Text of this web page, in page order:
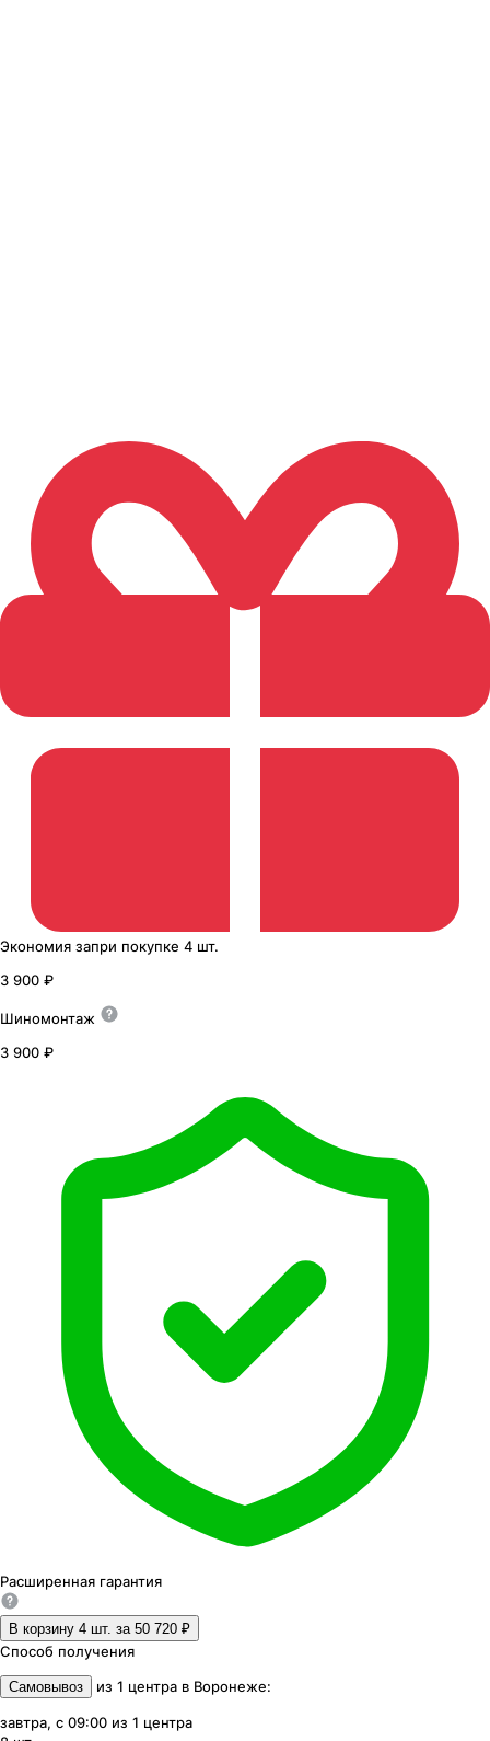
Экономия запри покупке 4 шт.
3 900 ₽
Шиномонтаж
3 900 ₽
Расширенная гарантия
В корзину 4 шт. за 50 720 ₽
Способ получения
Самовывоз из 1 центра в Воронеже:
завтра, с 09:00 из 1 центра